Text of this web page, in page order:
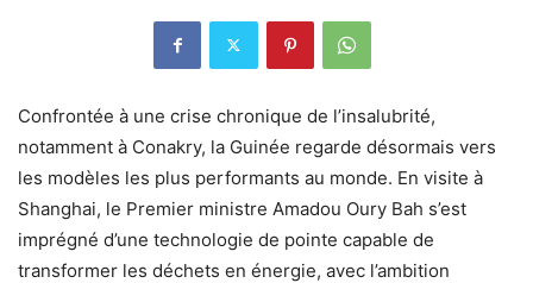
Confrontée à une crise chronique de l’insalubrité,
notamment à Conakry, la Guinée regarde désormais vers
les modèles les plus performants au monde. En visite à
Shanghai, le Premier ministre Amadou Oury Bah s’est
imprégné d’une technologie de pointe capable de
transformer les déchets en énergie, avec l’ambition